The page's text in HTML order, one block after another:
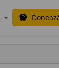
savings